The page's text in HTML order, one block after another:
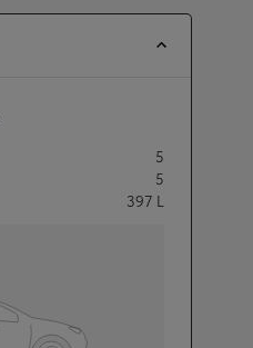
5
5
397 L